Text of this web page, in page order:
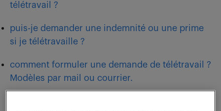
télétravail ?
puis-je demander une indemnité ou une prime
si je télétravaille ?
comment formuler une demande de télétravail ?
Modèles par mail ou courrier.